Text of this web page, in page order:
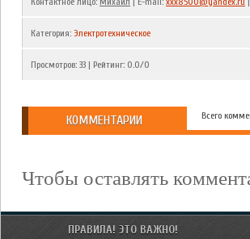
Категория: Электротехническое
Просмотров: 33 | Рейтинг: 0.0/0
КОММЕНТАРИИ Всего
Чтобы оставлять
ПРАВИЛА! ЭТО ВАЖНО!